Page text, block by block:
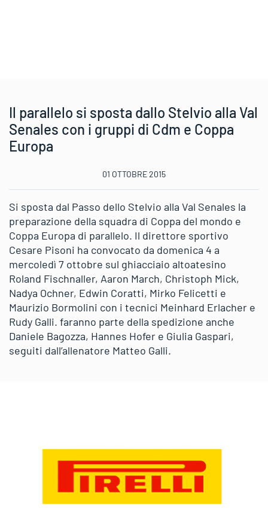
Il parallelo si sposta dallo Stelvio alla Val
Senales con i gruppi di Cdm e Coppa
Europa
01 OTTOBRE 2015
Si sposta dal Passo dello Stelvio alla Val Senales la
preparazione della squadra di Coppa del mondo e
Coppa Europa di parallelo. Il direttore sportivo
Cesare Pisoni ha convocato da domenica 4 a
mercoledì 7 ottobre sul ghiacciaio altoatesino
Roland Fischnaller, Aaron March, Christoph Mick,
Nadya Ochner, Edwin Coratti, Mirko Felicetti e
Maurizio Bormolini con i tecnici Meinhard Erlacher e
Rudy Galli. faranno parte della spedizione anche
Daniele Bagozza, Hannes Hofer e Giulia Gaspari,
seguiti dall’allenatore Matteo Galli.